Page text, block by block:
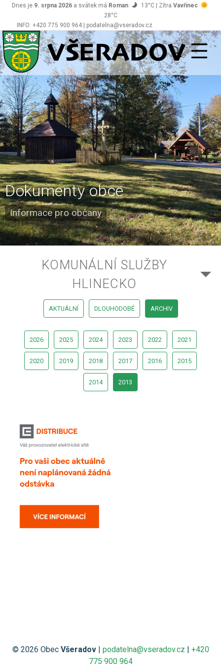
INFO: +420 775 900 964 | podatelna@vseradov.cz
Dnes je 9. srpna 2026 a svátek má Roman 13°C | Zítra Vavřinec
28°C
Všeradov
Dokumenty obce
Informace pro občany
KOMUNÁLNÍ SLUŽBY
HLINECKO
AKTUÁLNÍ DLOUHODOBÉ ARCHIV
2026 2025 2024 2023 2022 2021
2020 2019 2018 2017 2016 2015
2014 2013
© 2026 Obec Všeradov| podatelna@vseradov.cz | +420
775 900 964